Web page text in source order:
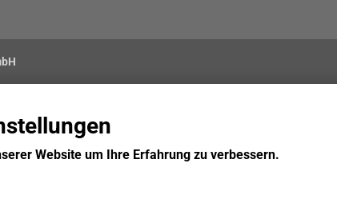
Website um Ihre Erfahrung zu verbessern.